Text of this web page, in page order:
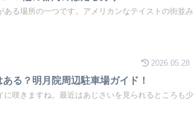
る場所の一つです。アメリカンなテイストの街並み
2026.05.28
る？明月院周辺駐車場ガイド！
咲きますね。最近はあじさいを見られるところも少